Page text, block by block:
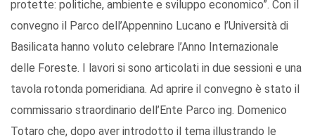
protette: politiche, ambiente e sviluppo economico”. Con il
convegno il Parco dell’Appennino Lucano e l’Università di
Basilicata hanno voluto celebrare l’Anno Internazionale
delle Foreste. I lavori si sono articolati in due sessioni e una
tavola rotonda pomeridiana. Ad aprire il convegno è stato il
commissario straordinario dell’Ente Parco ing. Domenico
Totaro che, dopo aver introdotto il tema illustrando le